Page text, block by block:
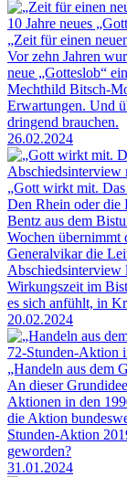
10 Jahre neues
„Zeit für einen
Vor zehn Jahren
neue „Gotteslob“
Mechthild Bitsch-
Erwartungen. Und
dringend brauchen.
26.02.2024
„Gott wirkt mit.
Den Rhein oder die
Bentz aus dem
Wochen übernimmt
Generalvikar die
Abschiedsinterview
Wirkungszeit im
es sich anfühlt, in
20.02.2024
72-Stunden-Aktion
„Handeln aus dem
An dieser
Aktionen in den
die Aktion
Stunden-Aktion
geworden?
31.01.2024